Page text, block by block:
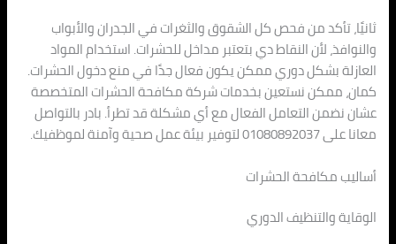
ثانيًا، تأكد من فحص كل الشقوق والثغرات في الجدران والأبواب
والنوافذ، لأن النقاط دي بتعتبر مداخل للحشرات. استخدام المواد
العازلة بشكل دوري ممكن يكون فعال جدًا في منع دخول الحشرات.
كمان، ممكن نستعين بخدمات شركة مكافحة الحشرات المتخصصة
عشان نضمن التعامل الفعال مع أي مشكلة قد تطرأ. بادر بالتواصل
معانا على 01080892037 لتوفير بيئة عمل صحية وآمنة لموظفيك.
أساليب مكافحة الحشرات
الوقاية والتنظيف الدوري